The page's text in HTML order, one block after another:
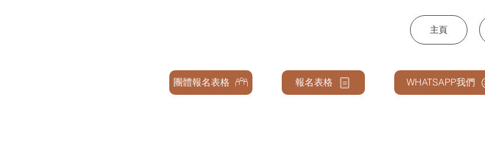
團體報名表格 報名表格 WHATSAPP我們
主頁